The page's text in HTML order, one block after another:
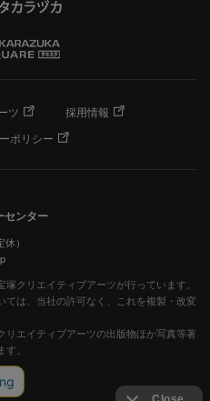
ツ
採用情報
ポリシー
センター
）
クリエイティブアーツが行っています。
は、当社の許可なく、これを複製・改変
リエイティブアーツの出版物ほか写真等著
。